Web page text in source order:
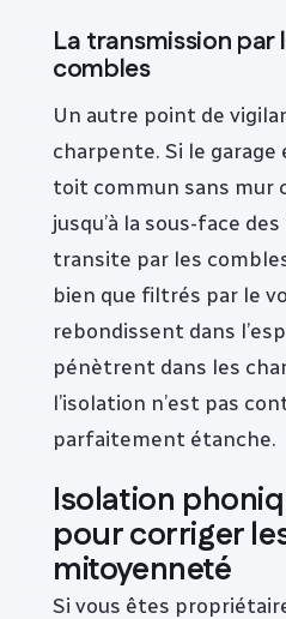
La transmission
combles
Un autre point de
charpente. Si le garage
toit commun sans mur
jusqu’à la sous-face
transite par les
bien que filtrés par le
rebondissent dans
pénètrent dans les
l’isolation n’est pas
parfaitement étanche.
Isolation
pour corriger
mitoyenneté
Si vous êtes